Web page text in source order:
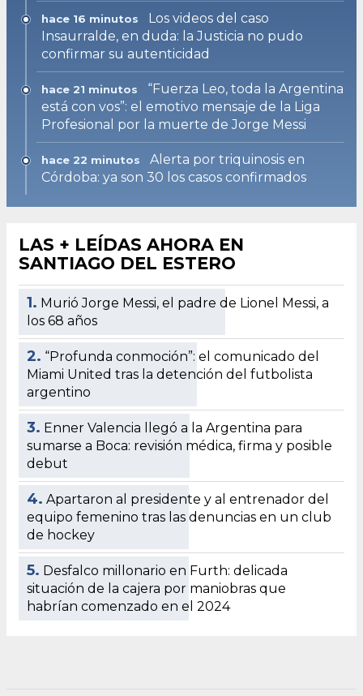
hace 16 minutos
Los videos del caso
Insaurralde, en duda: la Justicia no pudo
confirmar su autenticidad
hace 21 minutos
“Fuerza Leo, toda la Argentina
está con vos”: el emotivo mensaje de la Liga
Profesional por la muerte de Jorge Messi
hace 22 minutos
Alerta por triquinosis en
Córdoba: ya son 30 los casos confirmados
LAS + LEÍDAS AHORA EN
SANTIAGO DEL ESTERO
1. Murió Jorge Messi, el padre de Lionel Messi, a
los 68 años
2. “Profunda conmoción”: el comunicado del
Miami United tras la detención del futbolista
argentino
3. Enner Valencia llegó a la Argentina para
sumarse a Boca: revisión médica, firma y posible
debut
4. Apartaron al presidente y al entrenador del
equipo femenino tras las denuncias en un club
de hockey
5. Desfalco millonario en Furth: delicada
situación de la cajera por maniobras que
habrían comenzado en el 2024